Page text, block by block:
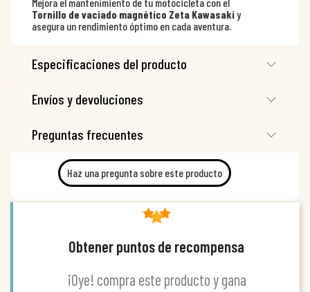
Tornillo de vaciado magnético Zeta Kawasakiy
asegura un rendimiento óptimo en cada aventura.
Especificaciones del producto
Envíos y devoluciones
Preguntas frecuentes
Haz una pregunta sobre este producto
Obtener puntos de recompensa
¡Oye! compra este producto y gana